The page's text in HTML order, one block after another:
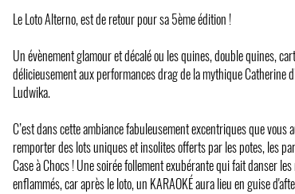
Le Loto Alterno, est de retour pour sa 5ème édition !
Un évènement glamour et décalé ou les quines, double quines,
délicieusement aux performances drag de la mythique Catherine
Ludwika.
C’est dans cette ambiance fabuleusement excentriques que vous
remporter des lots uniques et insolites offerts par les potes, les
Case à Chocs ! Une soirée follement exubérante qui fait danser
enflammés, car après le loto, un KARAOKÉ aura lieu en guise